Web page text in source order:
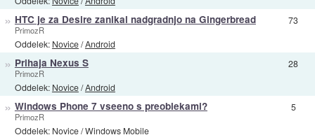
» HTC je za Desire zanikal nadgradnjo na Gingerbread
PrimozR
Oddelek: Novice/Android
73
» Prihaja Nexus S
PrimozR
Oddelek: Novice/Android
28
» Windows Phone 7 vseeno s preoblekami?
PrimozR
Oddelek: Novice/Windows Mobile
5